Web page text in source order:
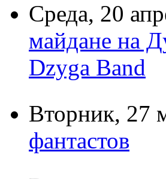
Среда, 20
майдане на
Dzyga Band
Вторник, 27
фантастов